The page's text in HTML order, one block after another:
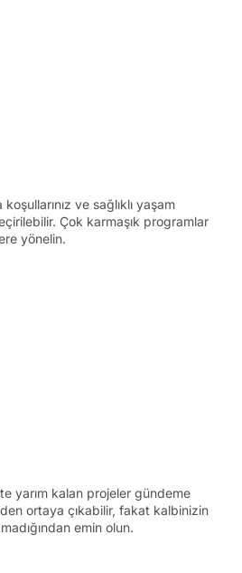
ve sağlıklı yaşam
Çok karmaşık programlar
yönelin.
yarım kalan projeler gündeme
ortaya çıkabilir, fakat kalbinizin
emin olun.